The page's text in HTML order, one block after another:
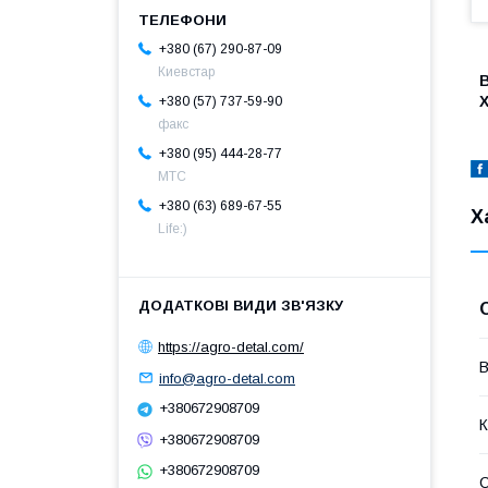
+380 (67) 290-87-09
Киевстар
+380 (57) 737-59-90
факс
+380 (95) 444-28-77
МТС
+380 (63) 689-67-55
Life:)
https://agro-detal.com/
info@agro-detal.com
+380672908709
+380672908709
+380672908709